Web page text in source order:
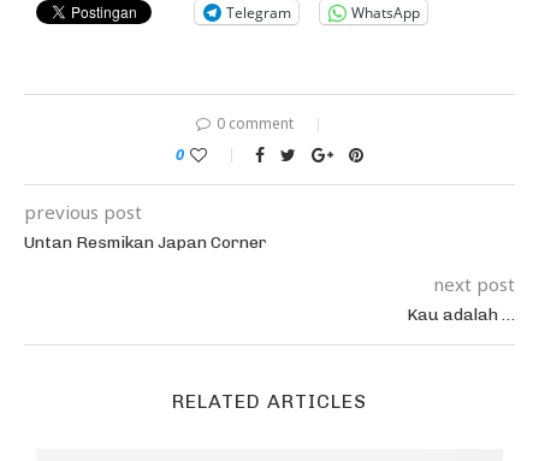
Telegram WhatsApp
0 comment
0
previous post
Untan Resmikan Japan Corner
next post
Kau adalah …
RELATED ARTICLES